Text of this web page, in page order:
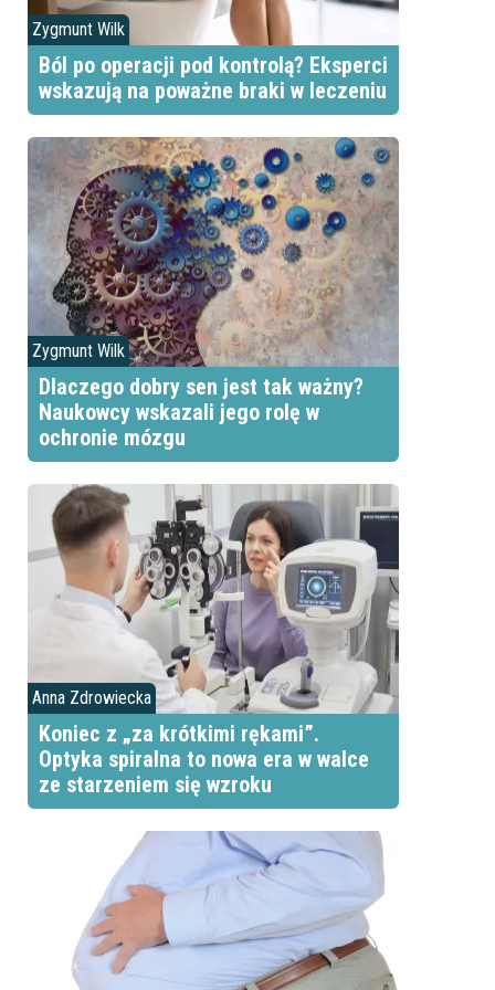
Zygmunt Wilk
Ból po operacji pod kontrolą? Eksperci
wskazują na poważne braki w leczeniu
Zygmunt Wilk
Dlaczego dobry sen jest tak ważny?
Naukowcy wskazali jego rolę w
ochronie mózgu
Anna Zdrowiecka
Koniec z „za krótkimi rękami”.
Optyka spiralna to nowa era w walce
ze starzeniem się wzroku